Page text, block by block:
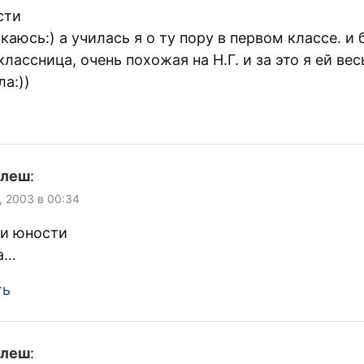
а училась я о ту пору в первом классе. и
очень похожая на Н.Г. и за это я ей
:
в 00:34
юности
: